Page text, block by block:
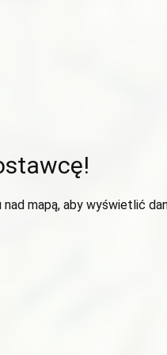
mapą, aby wyświetlić